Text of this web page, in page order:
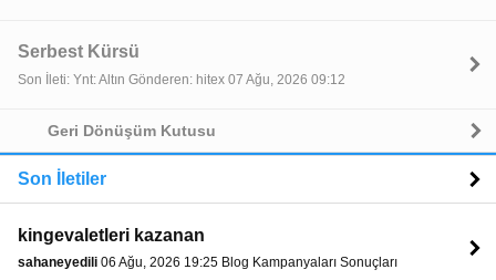
Serbest Kürsü
Son İleti: Ynt: Altın Gönderen: hitex 07 Ağu, 2026 09:12
Geri Dönüşüm Kutusu
Son İletiler
kingevaletleri kazanan
sahaneyedili 06 Ağu, 2026 19:25 Blog Kampanyaları Sonuçları